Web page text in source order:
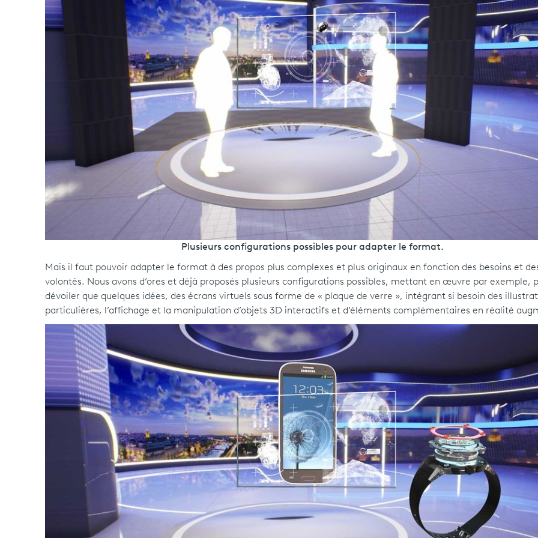
Plusieurs configurations possibles pour adapter le format.
Mais il faut pouvoir adapter le format à des propos plus complexes et plus originaux en fonction des besoins et
volontés. Nous avons d’ores et déjà proposés plusieurs configurations possibles, mettant en œuvre par exemple,
dévoiler que quelques idées, des écrans virtuels sous forme de « plaque de verre », intégrant si besoin des
particulières, l’affichage et la manipulation d’objets 3D interactifs et d’éléments complémentaires en réalité